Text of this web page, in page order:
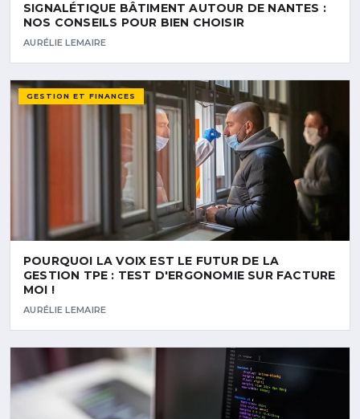
SIGNALÉTIQUE BÂTIMENT AUTOUR DE NANTES :
NOS CONSEILS POUR BIEN CHOISIR
AURÉLIE LEMAIRE
GESTION ET FINANCES
POURQUOI LA VOIX EST LE FUTUR DE LA
GESTION TPE : TEST D'ERGONOMIE SUR FACTURE
MOI !
AURÉLIE LEMAIRE